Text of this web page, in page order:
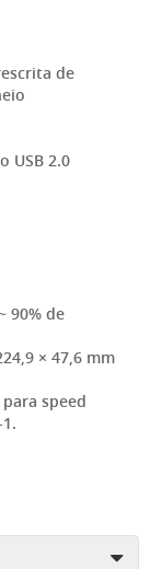
de
USB 2.0
90% de
× 47,6 mm
speed